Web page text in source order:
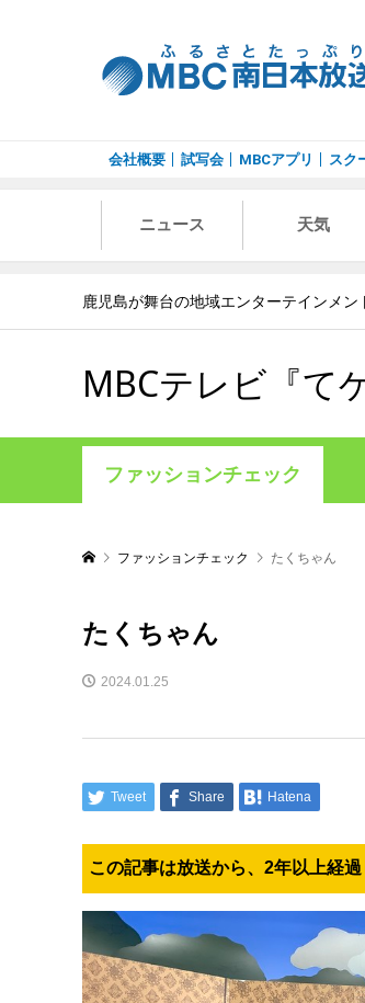
会社概要 試写会 MBCアプリ スク
ニュース 天気
鹿児島が舞台の地域エンターテインメン
MBCテレビ『て
ファッションチェック
ファッションチェック たくちゃん
たくちゃん
2024.01.25
Tweet Share Hatena
この記事は放送から、2年以上経過